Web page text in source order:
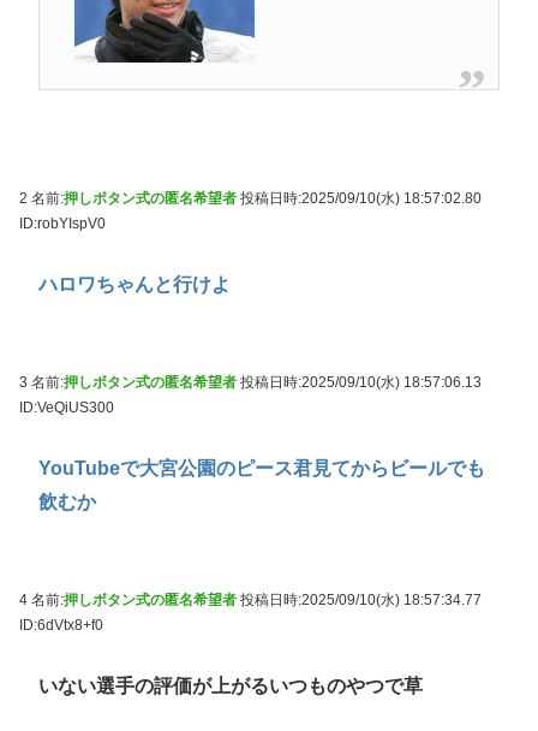
2 名前:押しボタン式の匿名希望者 投稿日時:2025/09/10(水) 18:57:02.80
ID:robYIspV0
ハロワちゃんと行けよ
3 名前:押しボタン式の匿名希望者 投稿日時:2025/09/10(水) 18:57:06.13
ID:VeQiUS300
YouTubeで大宮公園のピース君見てからビールでも
飲むか
4 名前:押しボタン式の匿名希望者 投稿日時:2025/09/10(水) 18:57:34.77
ID:6dVtx8+f0
いない選手の評価が上がるいつものやつで草